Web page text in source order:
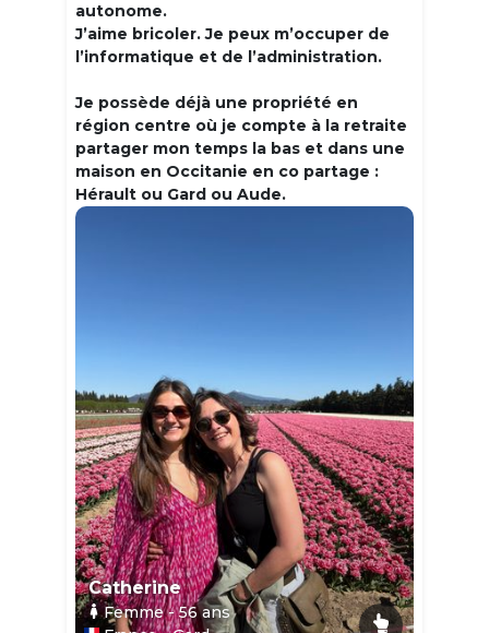
autonome.
J’aime bricoler. Je peux m’occuper de
l’informatique et de l’administration.
Je possède déjà une propriété en
région centre où je compte à la retraite
partager mon temps la bas et dans une
maison en Occitanie en co partage :
Hérault ou Gard ou Aude.
Catherine
Femme- 56ans